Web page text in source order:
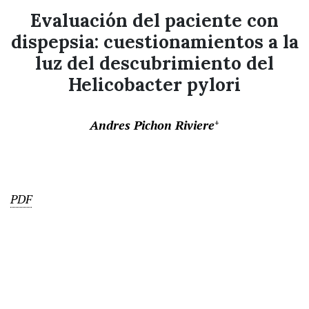
Evaluación del paciente con
dispepsia: cuestionamientos a la
luz del descubrimiento del
Helicobacter pylori
Andres Pichon Riviere+
PDF